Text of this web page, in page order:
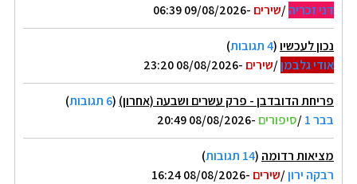
דני זכריה/שירים -09/08/2026 06:39
נכון לעכשיו(4 תגובות
)
אודי גלבמן/שירים -08/08/2026 23:20
פריחת הדובדבן - פרק עשרים ושבעה (אחרון) (6 תגובות
)
בבר 1
/סיפורים -08/08/2026 20:49
מציאות רדומה (14 תגובות
)
רבקה ירון/שירים -08/08/2026 16:24